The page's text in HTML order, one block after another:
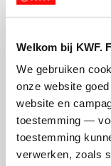
Welkom bij KWF.
We gebruiken
onze website
website en
toestemming —
toestemming
verwerken, zoals
Ik wil
Opgehaald